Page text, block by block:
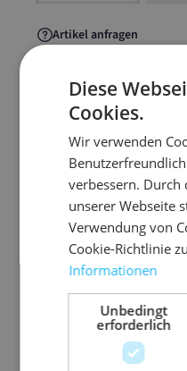
Artikel anfragen
Das farbige
dekorative
Verpacken.
staubfrei
3-lagiges Papier
gute
Diese
Cookies.
Wir verwenden
verbessern.
unserer Webseite
Verwendung von
Cookie-Richtlinie
Informationen
Unbedingt
erforderlich